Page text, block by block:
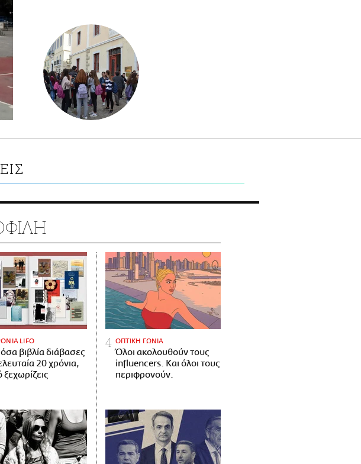
LIFO
βιβλία διάβασες
20 χρόνια,
ξεχωρίζεις
ΟΠΤΙΚΗ ΓΩΝΙΑ
Όλοι ακολουθούν τους
influencers. Και όλοι τους
περιφρονούν.